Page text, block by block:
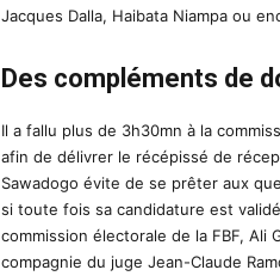
Jacques Dalla, Haibata Niampa ou
Des compléments de
Il a fallu plus de 3h30mn à la
afin de délivrer le récépissé de
Sawadogo évite de se prêter aux
si toute fois sa candidature est
commission électorale de la FBF, Ali
compagnie du juge Jean-Claude